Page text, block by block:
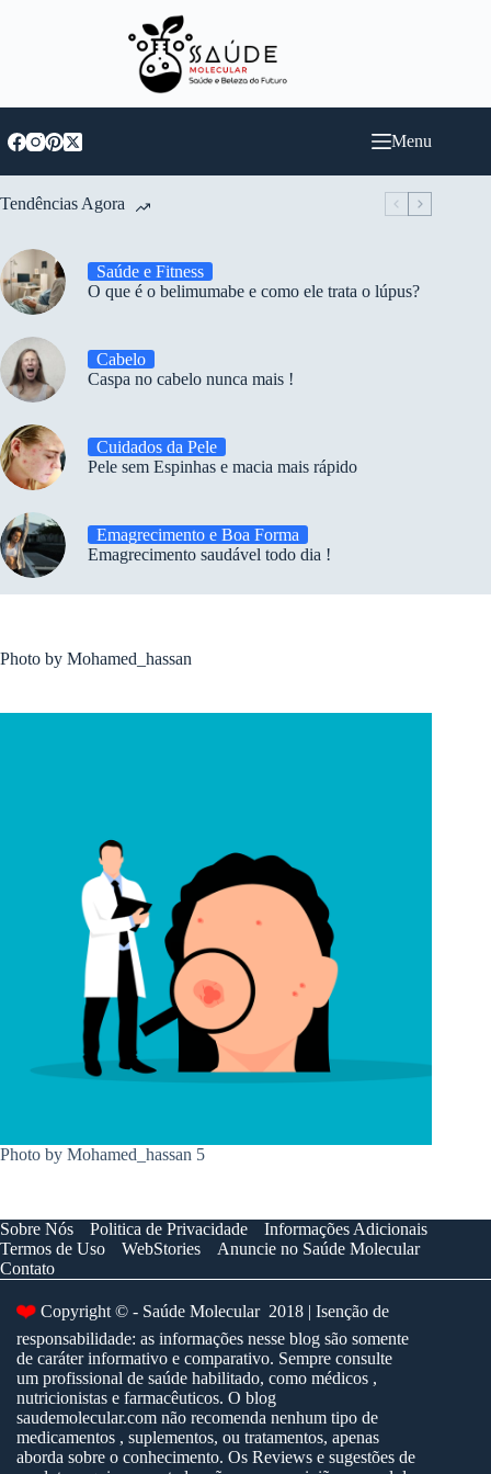
Menu
Tendências Agora
Saúde e Fitness
O que é o belimumabe e como ele trata o lúpus?
Cabelo
Caspa no cabelo nunca mais !
Cuidados da Pele
Pele sem Espinhas e macia mais rápido
Emagrecimento e Boa Forma
Emagrecimento saudável todo dia !
Photo by Mohamed_hassan
Photo by Mohamed_hassan 5
Sobre Nós Politica de Privacidade
Informações Adicionais
Termos de Uso
WebStories
Anuncie no Saúde Molecular
Contato
❤️ Copyright © - Saúde Molecular 2018 | Isenção de
responsabilidade: as informações nesse blog são somente
de caráter informativo e comparativo. Sempre consulte
um profissional de saúde habilitado, como médicos ,
nutricionistas e farmacêuticos. O blog
saudemolecular.com não recomenda nenhum tipo de
medicamentos , suplementos, ou tratamentos, apenas
aborda sobre o conhecimento. Os Reviews e sugestões de